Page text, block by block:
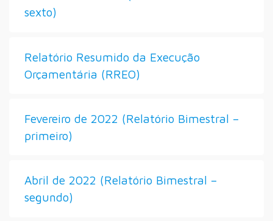
sexto)
Relatório Resumido da Execução
Orçamentária (RREO)
Fevereiro de 2022 (Relatório Bimestral –
primeiro)
Abril de 2022 (Relatório Bimestral –
segundo)